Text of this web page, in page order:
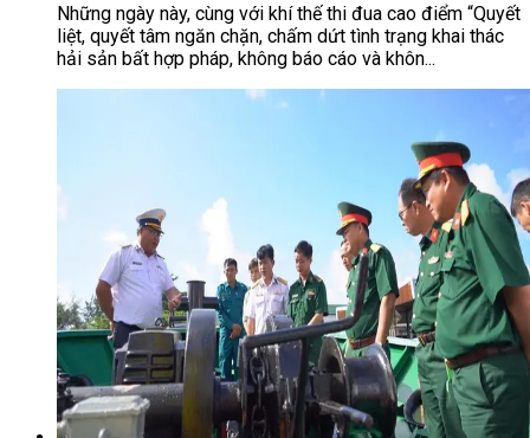
Những ngày này, cùng với khí thế thi đua cao điểm “Quyết
liệt, quyết tâm ngăn chặn, chấm dứt tình trạng khai thác
hải sản bất hợp pháp, không báo cáo và khôn...